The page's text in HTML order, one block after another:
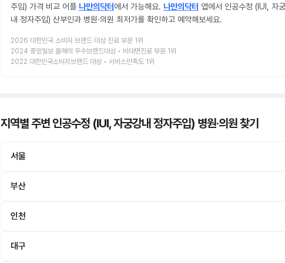
주입) 가격 비교 어플 나만의닥터에서 가능해요. 나만의닥터 앱에서 인공수정 (IUI, 자
내 정자주입) 산부인과 병원·의원 최저가를 확인하고 예약해보세요.
2026 대한민국 소비자 브랜드 대상 진료 부문 1위
2024 중앙일보 올해의 우수브랜드대상 • 비대면진료 부문 1위
2022 대한민국소비자브랜드 대상 • 서비스만족도 1위
지역별 주변 인공수정 (IUI, 자궁강내 정자주입) 병원·의원찾기
서울
부산
인천
대구